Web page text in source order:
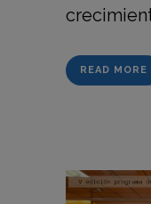
READ MORE